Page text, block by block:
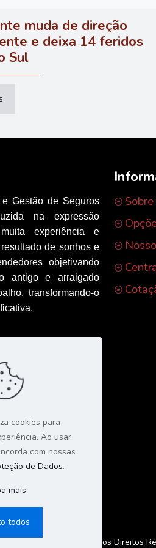
muda de direção
e deixa 14 feridos
Sul
Gestão de Seguros
na expressão
experiência e
de sonhos e
objetivando
antigo e arraigado
transformando-o
© 2023 Todos os Direitos
cookies para
Ao usar
com nossas
de Dados.
mais
todos